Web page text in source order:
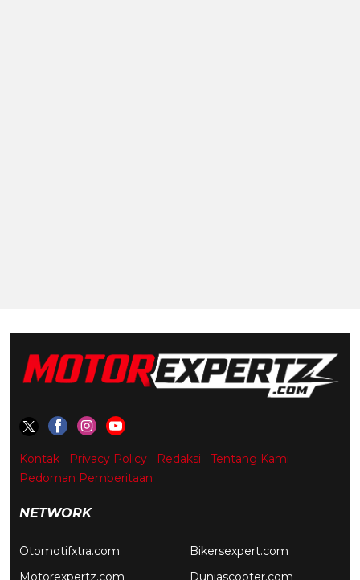
Kontak Privacy Policy Redaksi
Tentang Kami
Pedoman Pemberitaan
NETWORK
Otomotifxtra.com
Motorexpertz.com
Bikersexpert.com
Duniascooter.com